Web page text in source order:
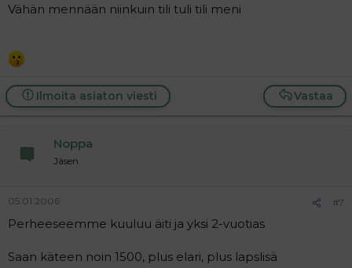
Vähän mennään niinkuin tili tuli tili meni
Vastaa
Ilmoita asiaton viesti
Noppa
Jäsen
05.01.2006 #7
Perheeseemme kuuluu äiti ja yksi 2-vuotias
Saan käteen noin 1500, plus elari, plus lapslisä